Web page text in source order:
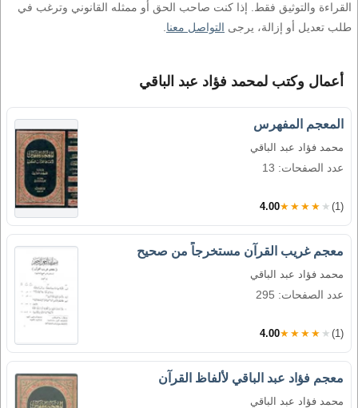
القراءة والتوثيق فقط. إذا كنت صاحب الحق أو ممثله القانوني وترغب في
طلب تعديل أو إزالة، يرجى التواصل معنا
أعمال وكتب لمحمد فؤاد عبد الباقي
المعجم المفهرس
محمد فؤاد عبد الباقي
عدد الصفحات: 13
4.00★★★★★ (1)
معجم غريب القرآن مستخرجاً من صحيح
محمد فؤاد عبد الباقي
عدد الصفحات: 295
4.00★★★★★ (1)
معجم فؤاد عبد الباقي لألفاظ القرآن
محمد فؤاد عبد الباقي